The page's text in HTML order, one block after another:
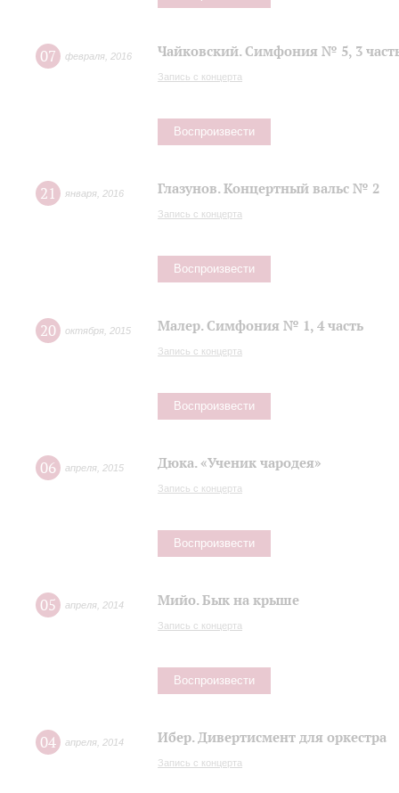
07 февраля 2016 Чайковский. Симфония № 5, 3
Запись с концерта
Воспроизвести
21 января 2016 Глазунов. Концертный вальс № 2
Запись с концерта
Воспроизвести
20 октября 2015 Малер. Симфония № 1, 4 часть
Запись с концерта
Воспроизвести
06 апреля 2015 Дюка. «Ученик чародея»
Запись с концерта
Воспроизвести
05 апреля 2014 Мийо. Бык на крыше
Запись с концерта
Воспроизвести
04 апреля 2014 Ибер. Дивертисмент для оркестра
Запись с концерта